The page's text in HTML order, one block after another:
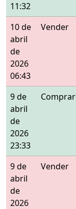
11:32
10 de
abril
de
2026
06:43
Vender
9 de
abril
de
2026
23:33
Comprar
9 de
abril
de
2026
Vender